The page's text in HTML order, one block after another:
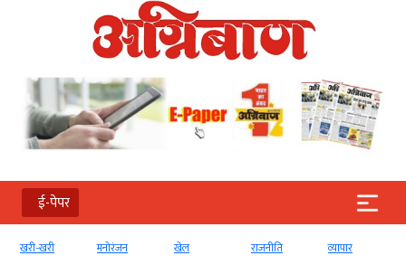
ई-पेपर
खरी-खरी मनोरंजन खेल राजनीति व्‍यापार